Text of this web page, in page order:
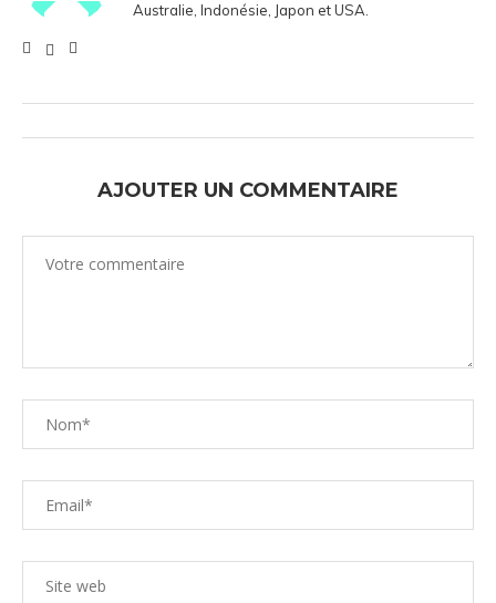
Australie, Indonésie, Japon et USA.
AJOUTER UN COMMENTAIRE